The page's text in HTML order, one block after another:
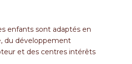
enfants sont adaptés en
du développement
et des centres intérêts